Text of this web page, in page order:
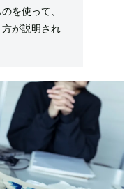
を使って、
が説明され